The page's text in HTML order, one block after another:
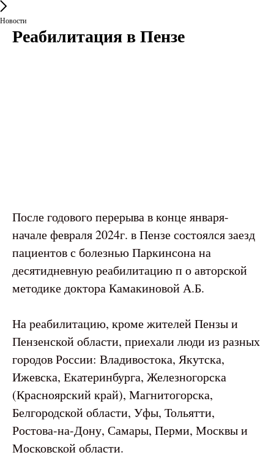
Новости
Реабилитация в Пензе
После годового перерыва в конце января-
начале февраля 2024г. в Пензе состоялся заезд
пациентов с болезнью Паркинсона на
десятидневную реабилитацию п о авторской
методике доктора Камакиновой А.Б.
На реабилитацию, кроме жителей Пензы и
Пензенской области, приехали люди из разных
городов России: Владивостока, Якутска,
Ижевска, Екатеринбурга, Железногорска
(Красноярский край), Магнитогорска,
Белгородской области, Уфы, Тольятти,
Ростова-на-Дону, Самары, Перми, Москвы и
Московской области.